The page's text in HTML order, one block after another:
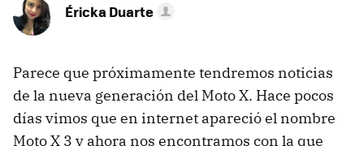
Éricka Duarte
Parece que próximamente tendremos noticias
de la nueva generación del Moto X. Hace pocos
días vimos que en internet apareció el nombre
Moto X 3 y ahora nos encontramos con la que